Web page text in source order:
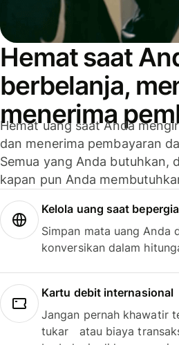
Hemat saat
berbelanja,
menerima
Hemat uang saat Anda
dan menerima pembayaran
Semua yang Anda butuhkan,
kapan pun Anda
Kelola uang saat
Simpan mata uang Anda
konversikan dalam
Kartu debit internasional
Jangan pernah khawatir
tukar atau biaya